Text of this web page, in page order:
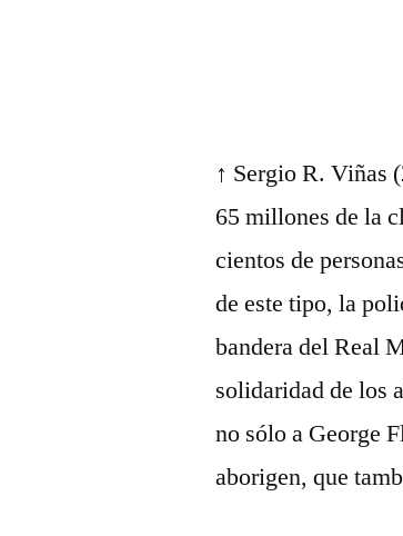
↑ Sergio R. Viñas
65 millones de la
cientos de
de este tipo, la
bandera del Real
solidaridad de los
no sólo a George
aborigen, que